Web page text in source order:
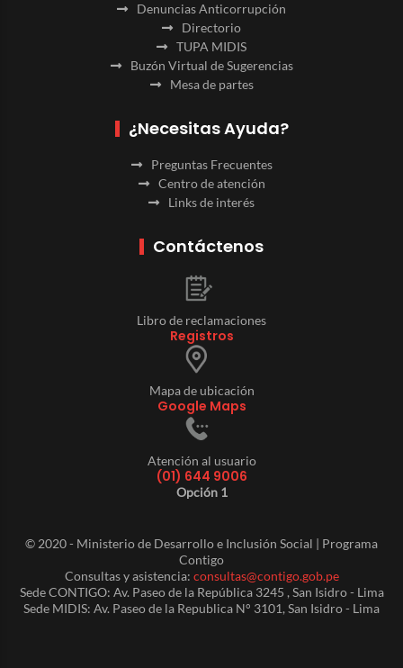
Denuncias Anticorrupción
Directorio
TUPA MIDIS
Buzón Virtual de Sugerencias
Mesa de partes
¿Necesitas Ayuda?
Preguntas Frecuentes
Centro de atención
Links de interés
Contáctenos
Libro de reclamaciones
Registros
Mapa de ubicación
Google Maps
Atención al usuario
(01) 644 9006
Opción 1
© 2020 - Ministerio de Desarrollo e Inclusión Social | Programa
Contigo
Consultas y asistencia: consultas@contigo.gob.pe
Sede CONTIGO: Av. Paseo de la República 3245 , San Isidro - Lima
Sede MIDIS: Av. Paseo de la Republica N° 3101, San Isidro - Lima